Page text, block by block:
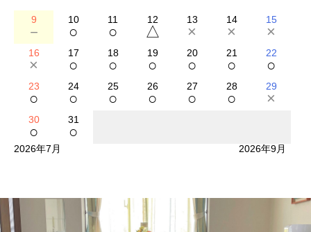
9
－
10
○
11
○
12
△
13
×
14
×
15
×
16
×
17
○
18
○
19
○
20
○
21
○
22
○
23
○
24
○
25
○
26
○
27
○
28
○
29
×
30
○
31
○
2026年7月 2026年9月